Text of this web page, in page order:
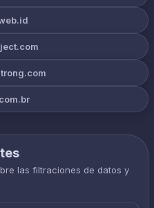
las filtraciones de datos y